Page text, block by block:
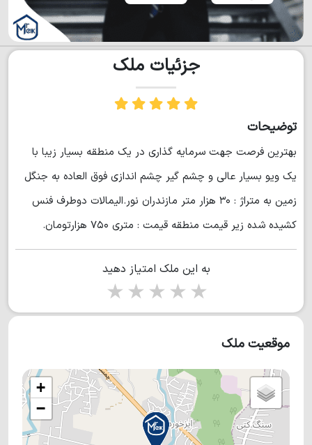
جزئیات ملک
توضیحات
بهترین فرصت جهت سرمایه گذاری در یک منطقه بسیار زیبا با
یک ویو بسیار عالی و چشم گیر چشم اندازی فوق العاده به جنگل
زمین به متراژ : ۳۰ هزار متر مازندران نور.الیمالات دوطرف فنس
کشیده شده زیر قیمت منطقه قیمت : متری ۷۵۰ هزارتومان.
به این ملک امتیاز دهید
5 stars
4 stars
3 stars
2 stars
موقعیت ملک
+
−